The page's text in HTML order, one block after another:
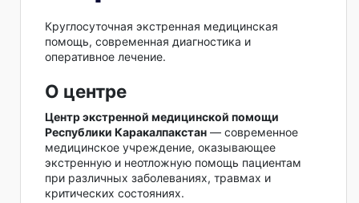
Круглосуточная экстренная медицинская
помощь, современная диагностика и
оперативное лечение.
О центре
Центр экстренной медицинской помощи
Республики Каракалпакстан — современное
медицинское учреждение, оказывающее
экстренную и неотложную помощь пациентам
при различных заболеваниях, травмах и
критических состояниях.